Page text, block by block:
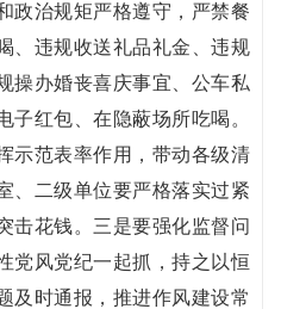
政治规矩严格遵守，严禁餐
、违规收送礼品礼金、违规
操办婚丧喜庆事宜、公车私
子红包、在隐蔽场所吃喝。
示范表率作用，带动各级清
、二级单位要严格落实过紧
击花钱。三是要强化监督问
党风党纪一起抓，持之以恒
及时通报，推进作风建设常